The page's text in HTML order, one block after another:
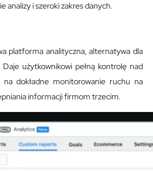
analizy i szeroki zakres danych.
platforma analityczna, alternatywa dla
użytkownikowi pełną kontrolę nad
dokładne monitorowanie ruchu na
informacji firmom trzecim.